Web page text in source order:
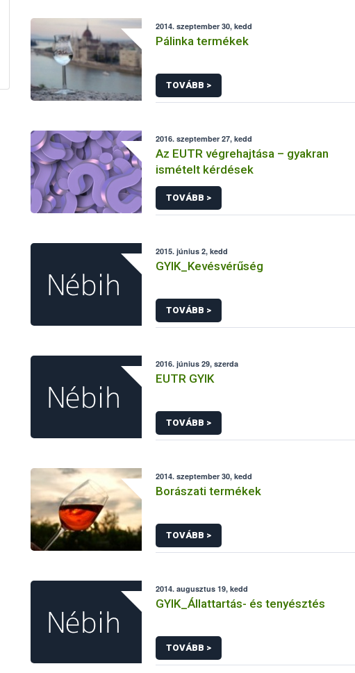
2014. szeptember 30, kedd
Pálinka termékek
TOVÁBB >
2016. szeptember 27, kedd
Az EUTR végrehajtása – gyakran
ismételt kérdések
TOVÁBB >
2015. június 2, kedd
GYIK_Kevésvérűség
TOVÁBB >
2016. június 29, szerda
EUTR GYIK
TOVÁBB >
2014. szeptember 30, kedd
Borászati termékek
TOVÁBB >
2014. augusztus 19, kedd
GYIK_Állattartás- és tenyésztés
TOVÁBB >